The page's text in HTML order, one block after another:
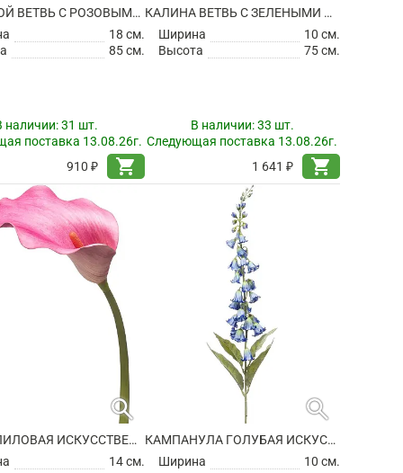
ЗВЕРОБОЙ ВЕТВЬ С РОЗОВЫМИ ЦВЕТАМИ ИСКУССТВЕННЫЙ
18 см.
85 см.
наличии:31 шт.
поставка 13.08.26г.
910 ₽
shopping_cart
КАЛИНА ВЕТВЬ С ЗЕЛЕНЫМИ ЦВЕТАМИ ИСКУССТВЕННАЯ
Ширина
10 см.
Высота
75 см.
В наличии:33 шт.
Следующая поставка 13.08.26г.
1 641 ₽
shopping_cart
search
КАЛЛА ЛИЛОВАЯ ИСКУССТВЕННАЯ
14 см.
search
КАМПАНУЛА ГОЛУБАЯ ИСКУССТВЕННАЯ
Ширина
10 см.